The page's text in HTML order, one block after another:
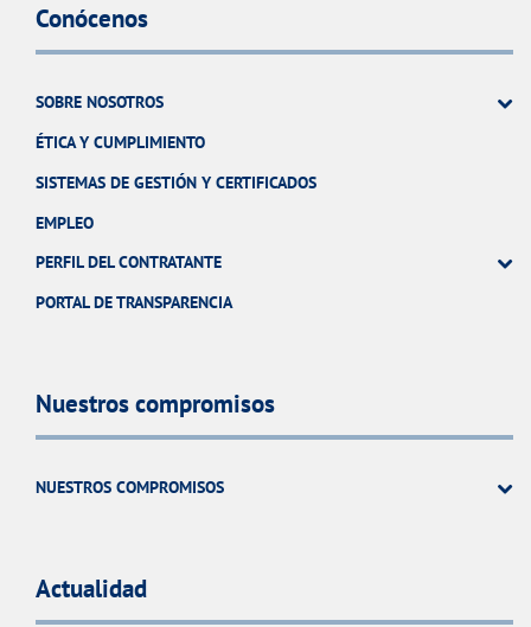
Conócenos
SOBRE NOSOTROS
ÉTICA Y CUMPLIMIENTO
SISTEMAS DE GESTIÓN Y CERTIFICADOS
EMPLEO
PERFIL DEL CONTRATANTE
PORTAL DE TRANSPARENCIA
Nuestros compromisos
NUESTROS COMPROMISOS
Actualidad